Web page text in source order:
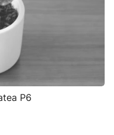
P6
szczegóły